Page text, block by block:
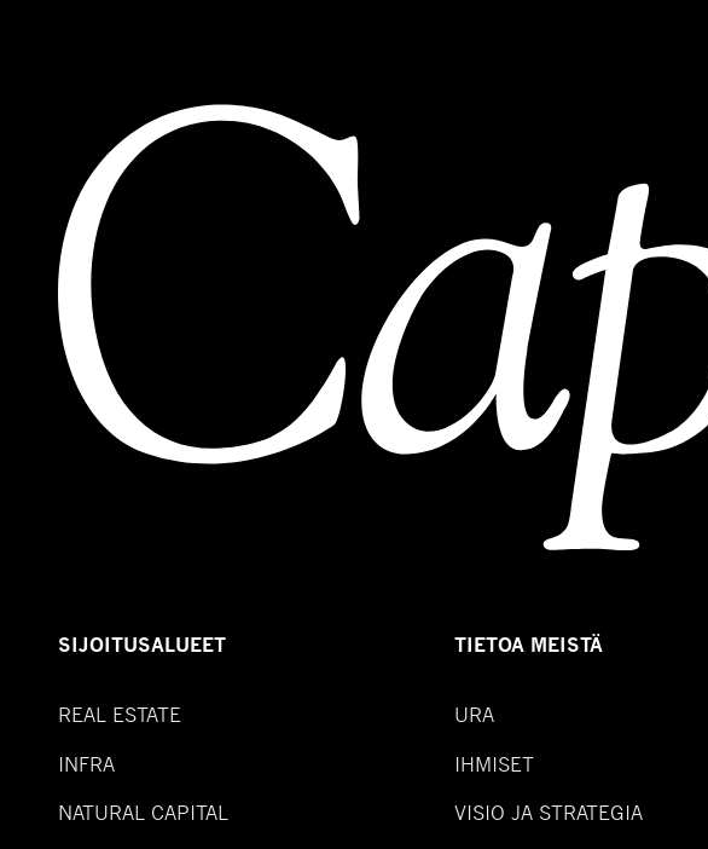
SIJOITUSALUEET
REAL ESTATE
INFRA
NATURAL CAPITAL
TIETOA MEISTÄ
URA
IHMISET
VISIO JA STRATEGIA